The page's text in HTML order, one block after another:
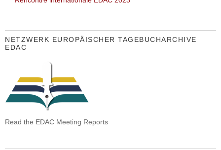
NETZWERK EUROPÄISCHER TAGEBUCHARCHIVE
EDAC
Read the EDAC Meeting Reports